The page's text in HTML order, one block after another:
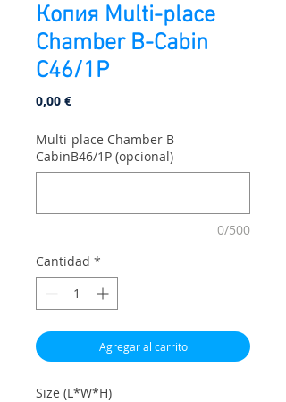
Копия Multi-place
Chamber B-Cabin
C46/1P
0,00 €Precio
Multi-place Chamber B-
CabinB46/1P (opcional)
0/500
Cantidad *
Agregar al carrito
Size (L*W*H)